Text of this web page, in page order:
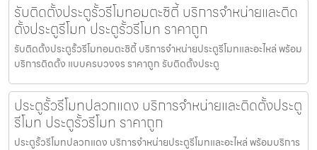
รับติดตั้งประตูรั้วรีโมทอมตะซิตี้ บริการจำหน่ายและติด
ตั้งประตูรีโมท ประตูรั้วรีโมท ราคาถูก
รับติดตั้งประตูรั้วรีโมทอมตะซิตี้ บริการจำหน่ายประตูรีโมทและอะไหล่ พร้อม
บริการติดตั้ง แบบครบวงจร ราคาถูก รับติดตั้งประตู
ประตูรั้วรีโมทปลวกแดง บริการจำหน่ายและติดตั้งประตู
รีโมท ประตูรั้วรีโมท ราคาถูก
ประตูรั้วรีโมทปลวกแดง บริการจำหน่ายประตูรีโมทและอะไหล่ พร้อมบริการ